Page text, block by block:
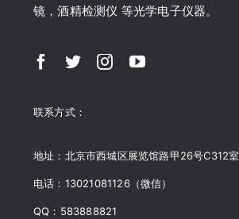
镜，酒精检测仪 等光学电子仪器。
联系方式：
地址：北京市西城区展览馆路甲26号C312室
电话：13021081126（微信）
QQ：583888821